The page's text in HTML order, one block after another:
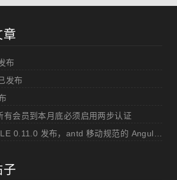
章
布
发布
有会员到本月底必须启用两步认证
子